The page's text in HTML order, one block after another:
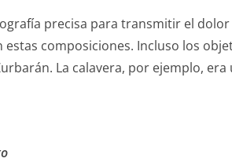
precisa para transmitir el
composiciones. Incluso los
La calavera, por ejemplo,